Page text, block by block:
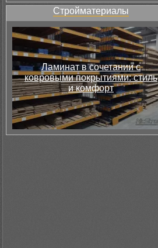
Стройматериалы
Ламинат в сочетании с
ковровыми покрытиями: стиль
и комфорт